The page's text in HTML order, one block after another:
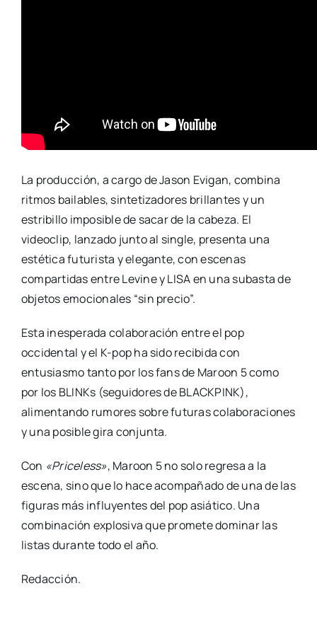
La producción, a cargo de Jason Evigan, combina
ritmos bailables, sintetizadores brillantes y un
estribillo imposible de sacar de la cabeza. El
videoclip, lanzado junto al single, presenta una
estética futurista y elegante, con escenas
compartidas entre Levine y LISA en una subasta de
objetos emocionales “sin precio”.
Esta inesperada colaboración entre el pop
occidental y el K-pop ha sido recibida con
entusiasmo tanto por los fans de Maroon 5 como
por los BLINKs (seguidores de BLACKPINK),
alimentando rumores sobre futuras colaboraciones
y una posible gira conjunta.
Con «Priceless», Maroon 5 no solo regresa a la
escena, sino que lo hace acompañado de una de las
figuras más influyentes del pop asiático. Una
combinación explosiva que promete dominar las
listas durante todo el año.
Redacción.